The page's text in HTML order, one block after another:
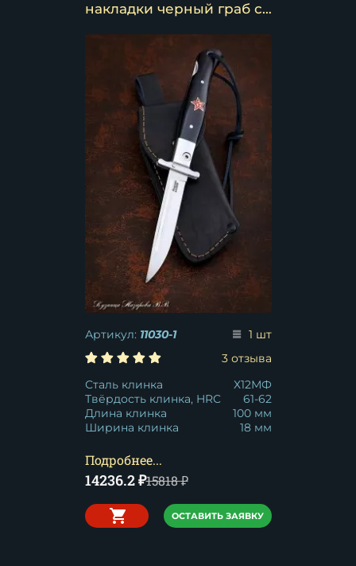
накладки черный граб с
Артикул: 11030-1
1 шт
3 отзыва
Сталь клинка
Х12МФ
Твёрдость клинка, HRC
61-62
Длина клинка
100 мм
Ширина клинка
18 мм
Подробнее...
14236.2₽15818₽
ОСТАВИТЬ ЗАЯВКУ